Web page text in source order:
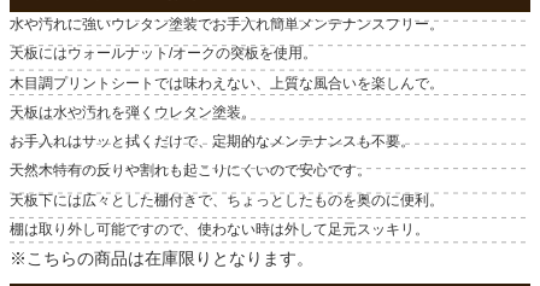
水や汚れに強いウレタン塗装でお手入れ簡単メンテナンスフリー。
天板にはウォールナット/オークの突板を使用。
木目調プリントシートでは味わえない、上質な風合いを楽しんで。
天板は水や汚れを弾くウレタン塗装。
お手入れはサッと拭くだけで、定期的なメンテナンスも不要。
天然木特有の反りや割れも起こりにくいので安心です。
天板下には広々とした棚付きで、ちょっとしたものを奥のに便利。
棚は取り外し可能ですので、使わない時は外して足元スッキリ。
※こちらの商品は在庫限りとなります。